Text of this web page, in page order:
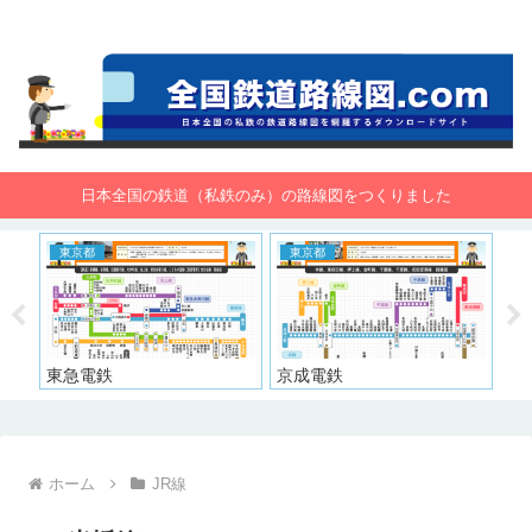
日本全国の鉄道（私鉄のみ）の路線図をつくりました
東京都
東急電鉄
東京都
京成電鉄
ホーム JR線